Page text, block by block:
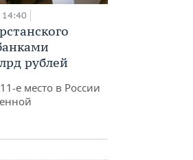
14:40
рублей
е место в России